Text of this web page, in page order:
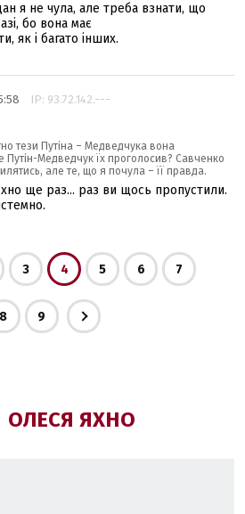
я не чула, але треба взнати, що
бо вона має
як і багато інших.
IP: 93.72.142.---
тези Путіна – Медведчука вона
Путін-Медведчук їх проголосив? Савченко
але те, що я почула – її правда.
ще раз... раз ви щось пропустили.
3 4 5 6 7
8 9
ОЛЕСЯ ЯХНО